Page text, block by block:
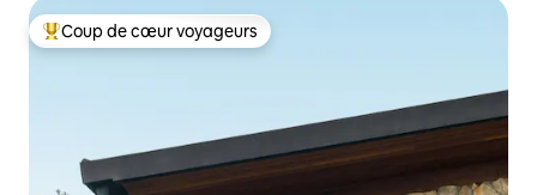
Coups de cœur voyageurs les plus appréciés
Coup de cœur voyageurs